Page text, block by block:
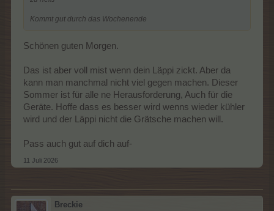
Kommt gut durch das Wochenende
Schönen guten Morgen.
Das ist aber voll mist wenn dein Läppi zickt. Aber da
kann man manchmal nicht viel gegen machen. Dieser
Sommer ist für alle ne Herausforderung, Auch für die
Geräte. Hoffe dass es besser wird wenns wieder kühler
wird und der Läppi nicht die Grätsche machen will.
Pass auch gut auf dich auf-
11 Juli 2026
Breckie